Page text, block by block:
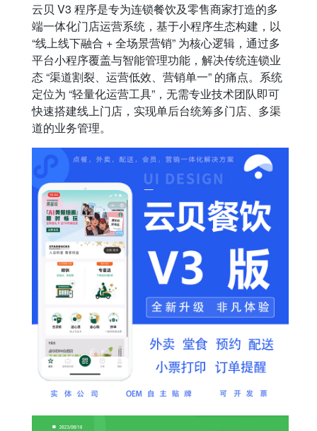
云贝 V3 程序是专为连锁餐饮及零售商家打造的多
端一体化门店运营系统，基于小程序生态构建，以
“线上线下融合 + 全场景营销” 为核心逻辑，通过多
平台小程序覆盖与智能管理功能，解决传统连锁业
态 “渠道割裂、运营低效、营销单一” 的痛点。系统
定位为 “轻量化运营工具”，无需专业技术团队即可
快速搭建线上门店，实现单后台统筹多门店、多渠
道的业务管理。